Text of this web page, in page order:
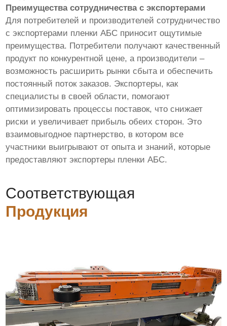
Преимущества сотрудничества с экспортерами
Для потребителей и производителей сотрудничество
с экспортерами пленки АБС приносит ощутимые
преимущества. Потребители получают качественный
продукт по конкурентной цене, а производители –
возможность расширить рынки сбыта и обеспечить
постоянный поток заказов. Экспортеры, как
специалисты в своей области, помогают
оптимизировать процессы поставок, что снижает
риски и увеличивает прибыль обеих сторон. Это
взаимовыгодное партнерство, в котором все
участники выигрывают от опыта и знаний, которые
предоставляют экспортеры пленки АБС.
Соответствующая
Продукция